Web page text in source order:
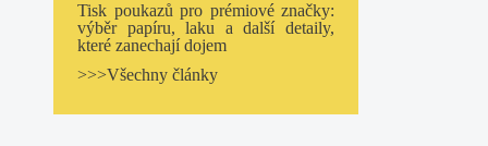
Tisk poukazů pro prémiové značky:
výběr papíru, laku a další detaily,
které zanechají dojem
>>>Všechny články